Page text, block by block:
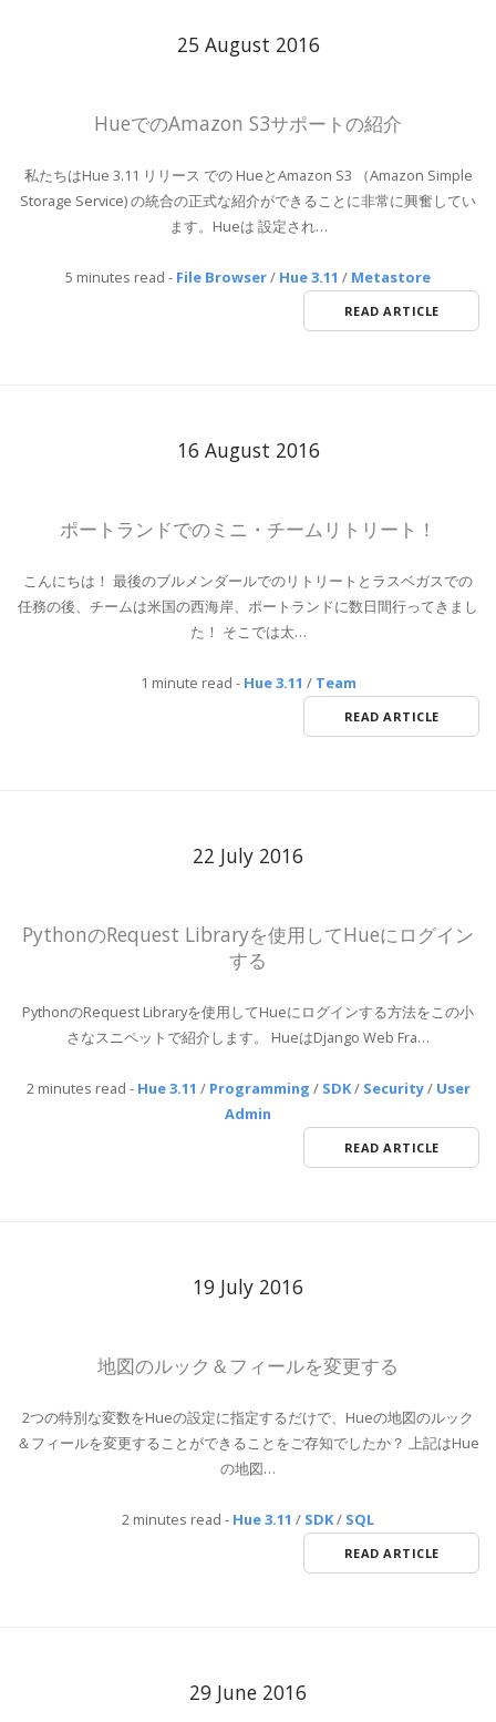
25 August 2016
HueでのAmazon S3サポートの紹介
私たちはHue 3.11 リリース での HueとAmazon S3 （Amazon Simple
Storage Service) の統合の正式な紹介ができることに非常に興奮してい
ます。Hueは 設定され…
5 minutes read - File Browser/ Hue 3.11 / Metastore
READ ARTICLE
16 August 2016
ポートランドでのミニ・チームリトリート！
こんにちは！ 最後のブルメンダールでのリトリートとラスベガスでの
任務の後、チームは米国の西海岸、ポートランドに数日間行ってきまし
た！ そこでは太…
1 minute read - Hue 3.11 / Team
READ ARTICLE
22 July 2016
PythonのRequest Libraryを使用してHueにログイン
する
PythonのRequest Libraryを使用してHueにログインする方法をこの小
さなスニペットで紹介します。 HueはDjango Web Fra…
2 minutes read - Hue 3.11 / Programming / SDK/ Security/ User
Admin
READ ARTICLE
19 July 2016
地図のルック＆フィールを変更する
2つの特別な変数をHueの設定に指定するだけで、Hueの地図のルック
＆フィールを変更することができることをご存知でしたか？ 上記はHue
の地図…
2 minutes read - Hue 3.11 / SDK/ SQL
READ ARTICLE
29 June 2016